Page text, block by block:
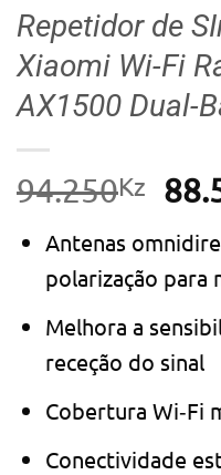
Repetidor de
Xiaomi Wi-Fi
AX1500 Dual-
94.250Kz
O
era:
Antenas
polarização para
Melhora a
receção do sinal
Cobertura Wi‑Fi
Conectividade